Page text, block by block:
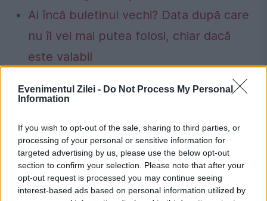
Evenimentul Zilei - Do Not Process My Personal
Information
If you wish to opt-out of the sale, sharing to third parties, or
processing of your personal or sensitive information for
targeted advertising by us, please use the below opt-out
section to confirm your selection. Please note that after your
opt-out request is processed you may continue seeing
interest-based ads based on personal information utilized by
Ai încă buletinul vechi? Data după care
nu îl vei mai putea folosi, chiar dacă
este valabil
cai Denis Stefan dresaj haiduc